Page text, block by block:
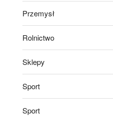
Przemysł
Rolnictwo
Sklepy
Sport
Sport